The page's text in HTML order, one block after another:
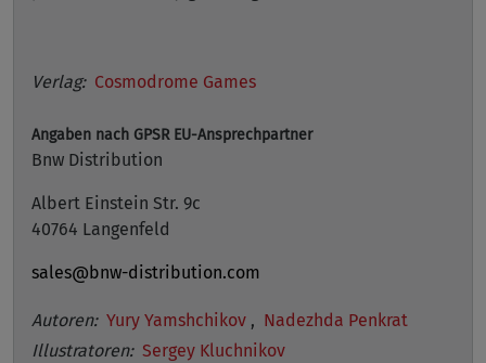
Verlag: Cosmodrome Games
Angaben nach GPSR EU-Ansprechpartner
Bnw Distribution
Albert Einstein Str. 9c
40764 Langenfeld
sales@bnw-distribution.com
Autoren: Yury Yamshchikov , Nadezhda Penkrat
Illustratoren: Sergey Kluchnikov